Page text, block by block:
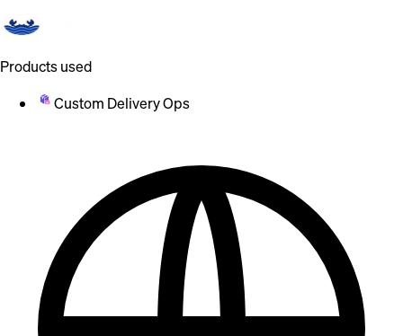
Products used
Custom Delivery Ops